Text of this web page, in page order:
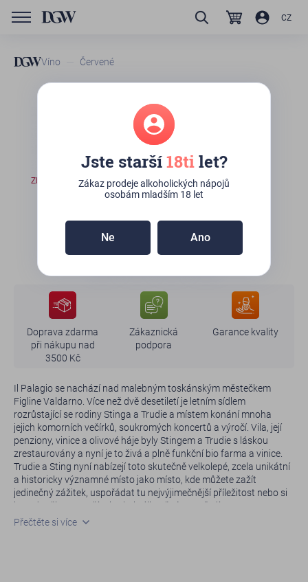
CZ
Víno Červené
GTIN/EAN 8054726240037
Tenuta Il Palagio When We
Dance Chianti
Zboží není skladem
330 Kč
Doprava zdarma
při nákupu nad
3500 Kč
Zákaznická
podpora
Garance kvality
Il Palagio se nachází nad malebným toskánským městečkem
Figline Valdarno. Více než dvě desetiletí je letním sídlem
rozrůstající se rodiny Stinga a Trudie a místem konání mnoha
jejich komorních večírků, soukromých koncertů a výročí. Vila, její
penziony, vinice a olivové háje byly Stingem a Trudie s láskou
zrestaurovány a nyní je to živá a plně funkční bio farma a vinice.
Trudie a Sting nyní nabízejí toto skutečně velkolepé, zcela unikátní
a historicky významné místo jako místo, kde můžete zažít
jedinečný zážitek, uspořádat tu nejvýjimečnější příležitost nebo si
jen odpočinout a užít si velmi výjimečné prostředí.
Přečtěte si více
Jste starší18tilet?
Zákaz prodeje alkoholických nápojů
osobám mladším 18 let
Ne Ano